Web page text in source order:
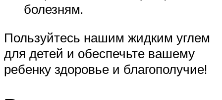
болезням.
Пользуйтесь нашим жидким углем
для детей и обеспечьте вашему
ребенку здоровье и благополучие!